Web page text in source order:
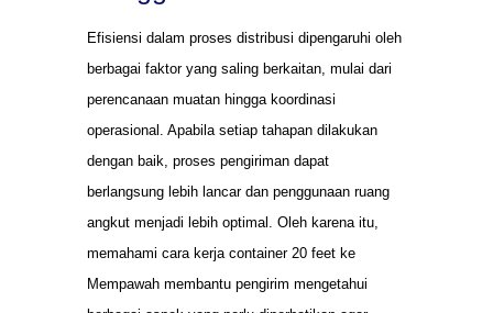
Efisiensi dalam proses distribusi dipengaruhi oleh
berbagai faktor yang saling berkaitan, mulai dari
perencanaan muatan hingga koordinasi
operasional. Apabila setiap tahapan dilakukan
dengan baik, proses pengiriman dapat
berlangsung lebih lancar dan penggunaan ruang
angkut menjadi lebih optimal. Oleh karena itu,
memahami cara kerja container 20 feet ke
Mempawah membantu pengirim mengetahui